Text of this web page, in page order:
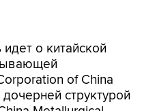
of China
структурой
Metallurgical